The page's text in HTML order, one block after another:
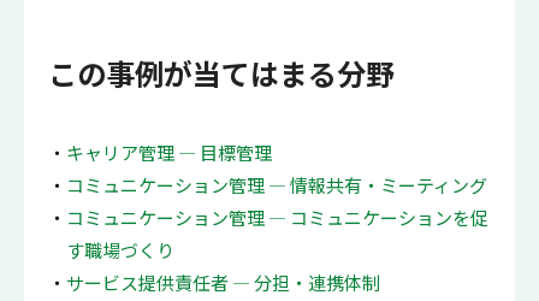
この事例が当てはまる分野
キャリア管理 ― 目標管理
コミュニケーション管理 ― 情報共有・ミーティング
コミュニケーション管理 ― コミュニケーションを促
す職場づくり
サービス提供責任者 ― 分担・連携体制